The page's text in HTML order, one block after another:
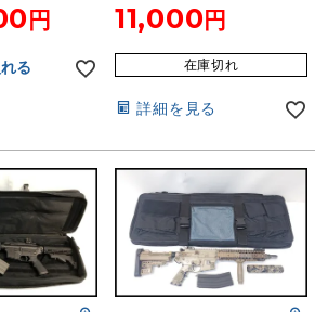
る
11,000
在庫切れ
詳細を見る